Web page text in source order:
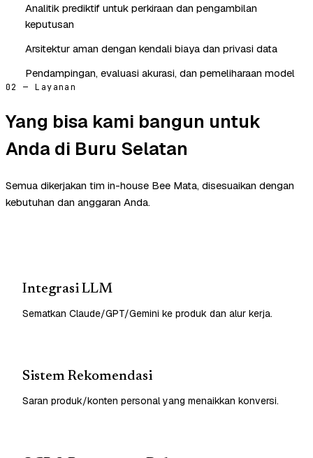
Analitik prediktif untuk perkiraan dan pengambilan
keputusan
Arsitektur aman dengan kendali biaya dan privasi data
Pendampingan, evaluasi akurasi, dan pemeliharaan model
02 — Layanan
Yang bisa kami bangun untuk
Anda di Buru Selatan
Semua dikerjakan tim in-house Bee Mata, disesuaikan dengan
kebutuhan dan anggaran Anda.
Integrasi LLM
Sematkan Claude/GPT/Gemini ke produk dan alur kerja.
Sistem Rekomendasi
Saran produk/konten personal yang menaikkan konversi.